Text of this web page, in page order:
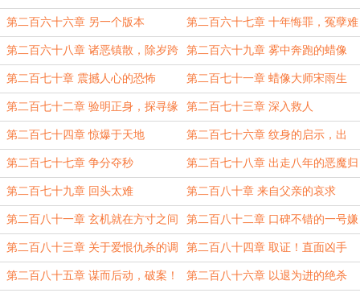
第二百六十六章 另一个版本 第二百六十七章 十年悔罪，冤孽难
赎
第二百六十八章 诸恶镇散，除岁跨
年
第二百六十九章 雾中奔跑的蜡像
第二百七十章 震撼人心的恐怖 第二百七十一章 蜡像大师宋雨生
第二百七十二章 验明正身，探寻缘
由
第二百七十三章 深入救人
第二百七十四章 惊爆于天地 第二百七十六章 纹身的启示，出
招！
第二百七十七章 争分夺秒 第二百七十八章 出走八年的恶魔归
来
第二百七十九章 回头太难 第二百八十章 来自父亲的哀求
第二百八十一章 玄机就在方寸之间 第二百八十二章 口碑不错的一号嫌
疑人！
第二百八十三章 关于爱恨仇杀的调
查
第二百八十四章 取证！直面凶手
第二百八十五章 谋而后动，破案！ 第二百八十六章 以退为进的绝杀